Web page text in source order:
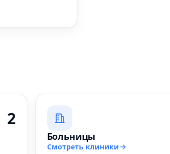
2
Больницы
Смотреть клиники